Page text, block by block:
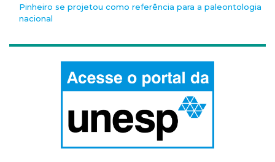
Pinheiro se projetou como referência para a paleontologia
nacional